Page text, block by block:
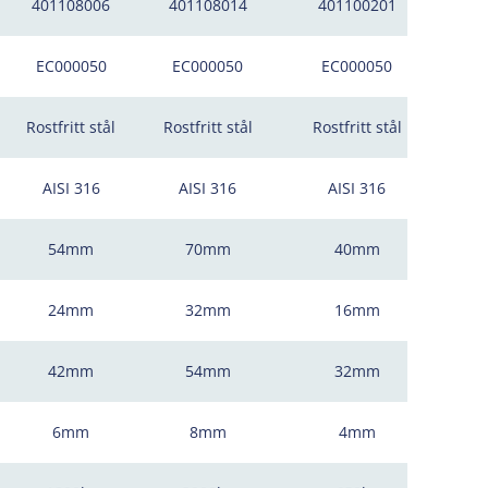
401108006
EC000050
Rostfritt stål
AISI 316
54mm
24mm
42mm
6mm
401108014
EC000050
Rostfritt stål
AISI 316
70mm
32mm
54mm
8mm
401100201
EC000050
Rostfritt stål
AISI 316
40mm
16mm
32mm
4mm